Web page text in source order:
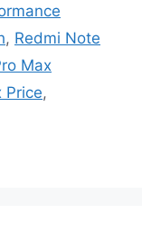
, Redmi Note
Max
Price,